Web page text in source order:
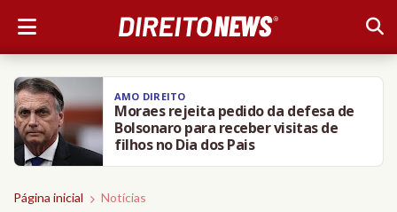
AMO DIREITO
Moraes rejeita pedido da defesa de
Bolsonaro para receber visitas de
filhos no Dia dos Pais
Página inicial Notícias